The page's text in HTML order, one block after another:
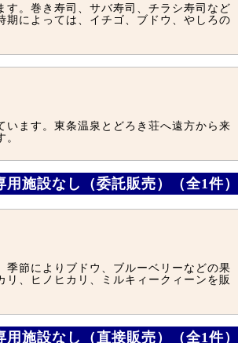
。巻き寿司、サバ寿司、チラシ寿司など
によっては、イチゴ、ブドウ、やしろの
ます。東条温泉とどろき荘へ遠方から来
施設なし（委託販売）（全1件）
節によりブドウ、ブルーベリーなどの果
、ヒノヒカリ、ミルキィークィーンを販
施設なし（直接販売）（全1件）